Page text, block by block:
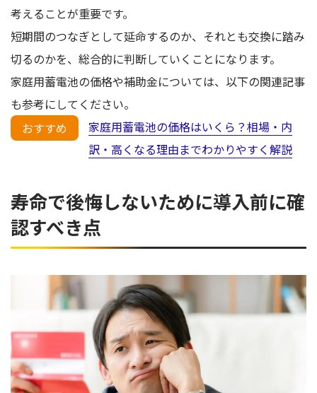
考えることが重要です。
短期間のつなぎとして延命するのか、それとも交換に踏み
切るのかを、総合的に判断していくことになります。
家庭用蓄電池の価格や補助金については、以下の関連記事
も参考にしてください。
おすすめ
家庭用蓄電池の価格はいくら？相場・内
訳・高くなる理由までわかりやすく解説
寿命で後悔しないために導入前に確
認すべき点